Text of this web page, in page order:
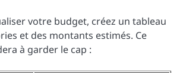
votre budget, créez un tableau
et des montants estimés. Ce
à garder le cap :